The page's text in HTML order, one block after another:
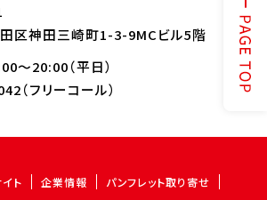
区神田三崎町1-3-9MCビル5階
～20:00（平日）
（フリーコール）
ト 企業情報 パンフレット取り寄せ